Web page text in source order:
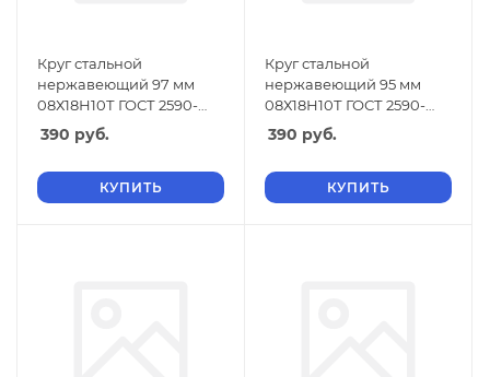
Круг стальной
нержавеющий 97 мм
08Х18Н10Т ГОСТ 2590-
2006
390 руб.
КУПИТЬ
Круг стальной
нержавеющий 95 мм
08Х18Н10Т ГОСТ 2590-
2006
390 руб.
КУПИТЬ